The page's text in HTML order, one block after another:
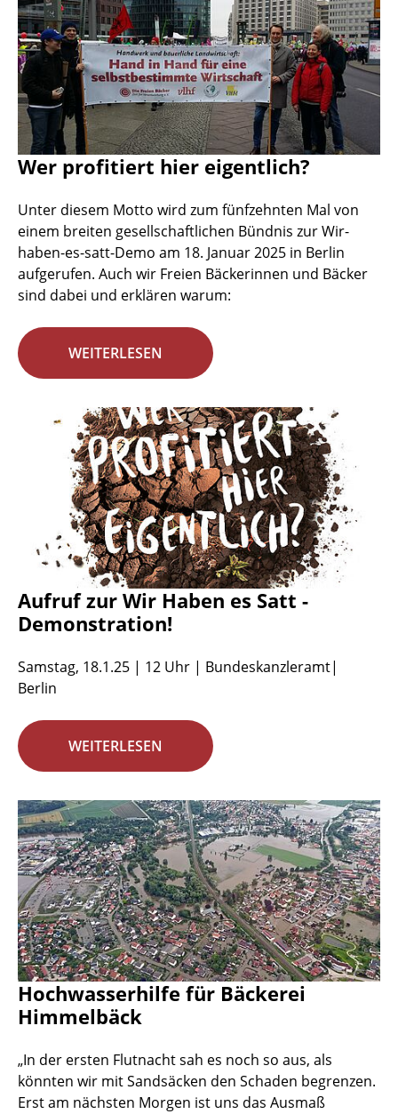
Wer profitiert hier eigentlich?
Unter diesem Motto wird zum fünfzehnten Mal von
einem breiten gesellschaftlichen Bündnis zur Wir-
haben-es-satt-Demo am 18. Januar 2025 in Berlin
aufgerufen. Auch wir Freien Bäckerinnen und Bäcker
sind dabei und erklären warum:
WEITERLESEN
Aufruf zur Wir Haben es Satt -
Demonstration!
Samstag, 18.1.25 | 12 Uhr | Bundeskanzleramt|
Berlin
WEITERLESEN
Hochwasserhilfe für Bäckerei
Himmelbäck
„In der ersten Flutnacht sah es noch so aus, als
könnten wir mit Sandsäcken den Schaden begrenzen.
Erst am nächsten Morgen ist uns das Ausmaß